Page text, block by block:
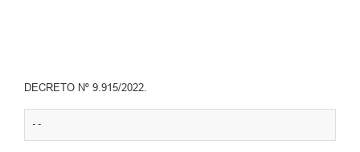
DECRETO Nº 9.915/2022.
--